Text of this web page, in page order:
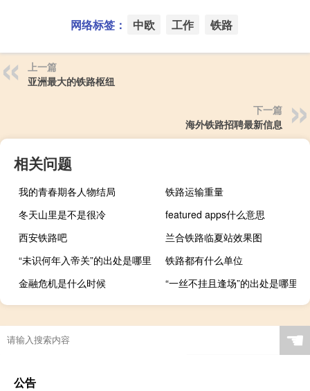
网络标签： 中欧 工作 铁路
上一篇
亚洲最大的铁路枢纽
下一篇
海外铁路招聘最新信息
相关问题
我的青春期各人物结局
铁路运输重量
冬天山里是不是很冷
featured apps什么意思
西安铁路吧
兰合铁路临夏站效果图
“未识何年入帝关”的出处是哪里
铁路都有什么单位
金融危机是什么时候
“一丝不挂且逢场”的出处是哪里
☚
公告